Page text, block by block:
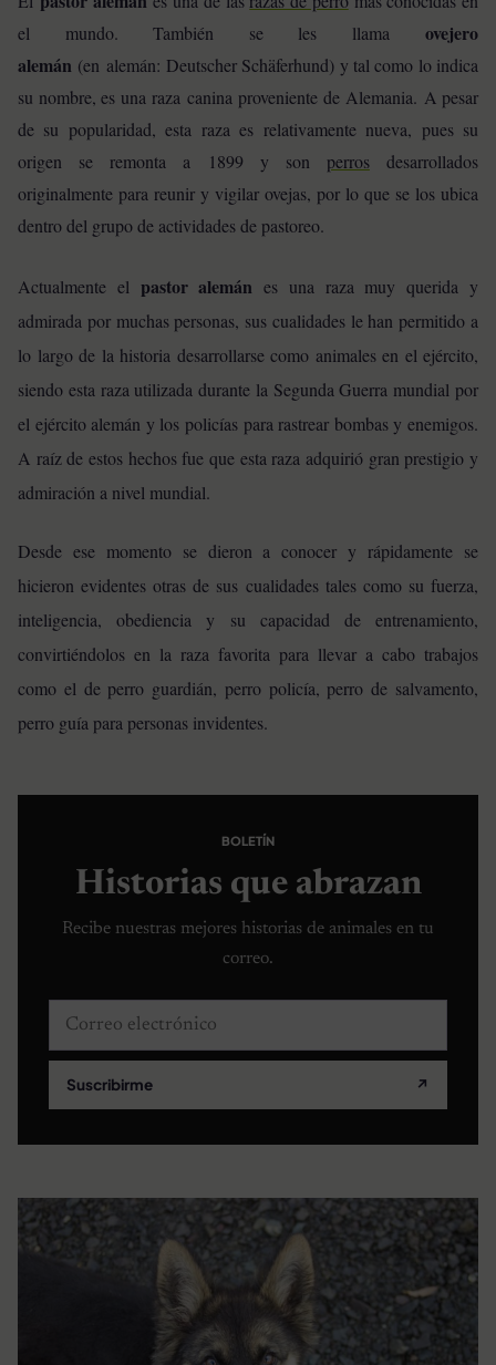
el mundo. También se les llama ovejero
alemán (en alemán: Deutscher Schäferhund) y tal como lo indica
su nombre, es una raza canina proveniente de Alemania. A pesar
de su popularidad, esta raza es relativamente nueva, pues su
origen se remonta a 1899 y son perrosdesarrollados
originalmente para reunir y vigilar ovejas, por lo que se los ubica
dentro del grupo de actividades de pastoreo.
Actualmente el pastor alemán es una raza muy querida y
admirada por muchas personas, sus cualidades le han permitido a
lo largo de la historia desarrollarse como animales en el ejército,
siendo esta raza utilizada durante la Segunda Guerra mundial por
el ejército alemán y los policías para rastrear bombas y enemigos.
A raíz de estos hechos fue que esta raza adquirió gran prestigio y
admiración a nivel mundial.
Desde ese momento se dieron a conocer y rápidamente se
hicieron evidentes otras de sus cualidades tales como su fuerza,
inteligencia, obediencia y su capacidad de entrenamiento,
convirtiéndolos en la raza favorita para llevar a cabo trabajos
como el de perro guardián, perro policía, perro de salvamento,
perro guía para personas invidentes.
BOLETÍN
Historias que abrazan
Recibe nuestras mejores historias de animales en tu
correo.
Correo electrónico
Suscribirme ↗